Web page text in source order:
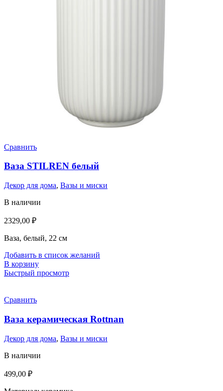
Сравнить
Ваза STILREN белый
Декор для дома, Вазы и миски
В наличии
2329,00 ₽
Ваза, белый, 22 см
Добавить в список желаний
В корзину
Быстрый просмотр
Сравнить
Ваза керамическая Rottnan
Декор для дома, Вазы и миски
В наличии
499,00 ₽